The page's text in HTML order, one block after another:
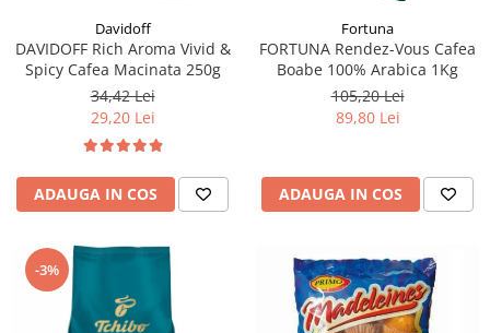
Davidoff
DAVIDOFF Rich Aroma Vivid &
Spicy Cafea Macinata 250g
34,42 Lei
29,20 Lei
ADAUGA IN COS
Fortuna
FORTUNA Rendez-Vous Cafea
Boabe 100% Arabica 1Kg
105,20 Lei
89,80 Lei
ADAUGA IN COS
-3%